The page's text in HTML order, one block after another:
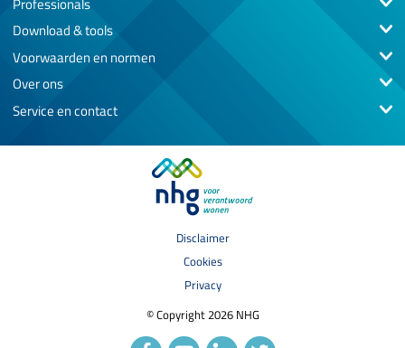
Download & tools
Voorwaarden en normen
Over ons
Service en contact
© Copyright 2026 NHG
Disclaimer
Cookies
Privacy